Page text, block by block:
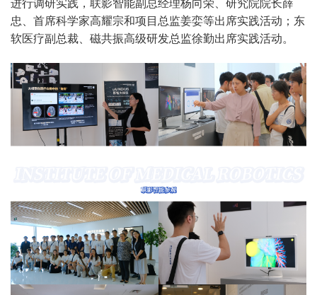
进行调研实践，联影智能副总经理杨向荣、研究院院长薛
忠、首席科学家高耀宗和项目总监姜娈等出席实践活动；东
软医疗副总裁、磁共振高级研发总监徐勤出席实践活动。